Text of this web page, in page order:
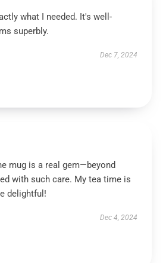
what I needed. It's well-
superbly.
Dec 7, 2024
mug is a real gem—beyond
with such care. My tea time is
delightful!
Dec 4, 2024